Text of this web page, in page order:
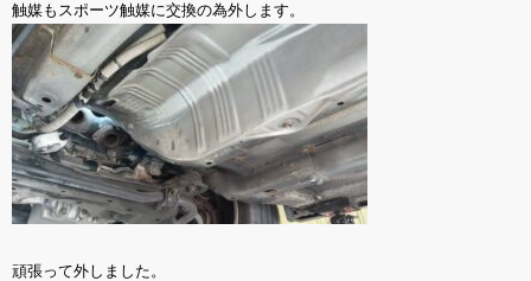
触媒もスポーツ触媒に交換の為外します。
頑張って外しました。